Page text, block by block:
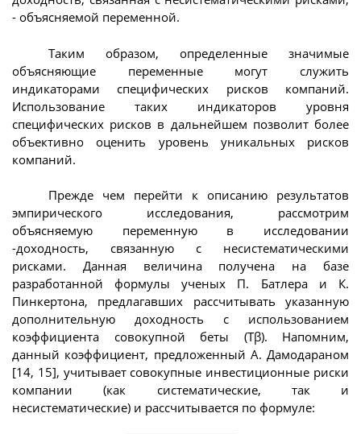
- объясняемой переменной.
Таким образом, определенные значимые
объясняющие переменные могут служить
индикаторами специфических рисков компаний.
Использование таких индикаторов уровня
специфических рисков в дальнейшем позволит более
объективно оценить уровень уникальных рисков
компаний.
Прежде чем перейти к описанию результатов
эмпирического исследования, рассмотрим
объясняемую переменную в исследовании
-доходность, связанную с несистематическими
рисками. Данная величина получена на базе
разработанной формулы ученых П. Батлера и К.
Пинкертона, предлагавших рассчитывать указанную
дополнительную доходность с использованием
коэффициента совокупной беты (Tβ). Напомним,
данный коэффициент, предложенный А. Дамодараном
[14, 15], учитывает совокупные инвестиционные риски
компании (как систематические, так и
несистематические) и рассчитывается по формуле: